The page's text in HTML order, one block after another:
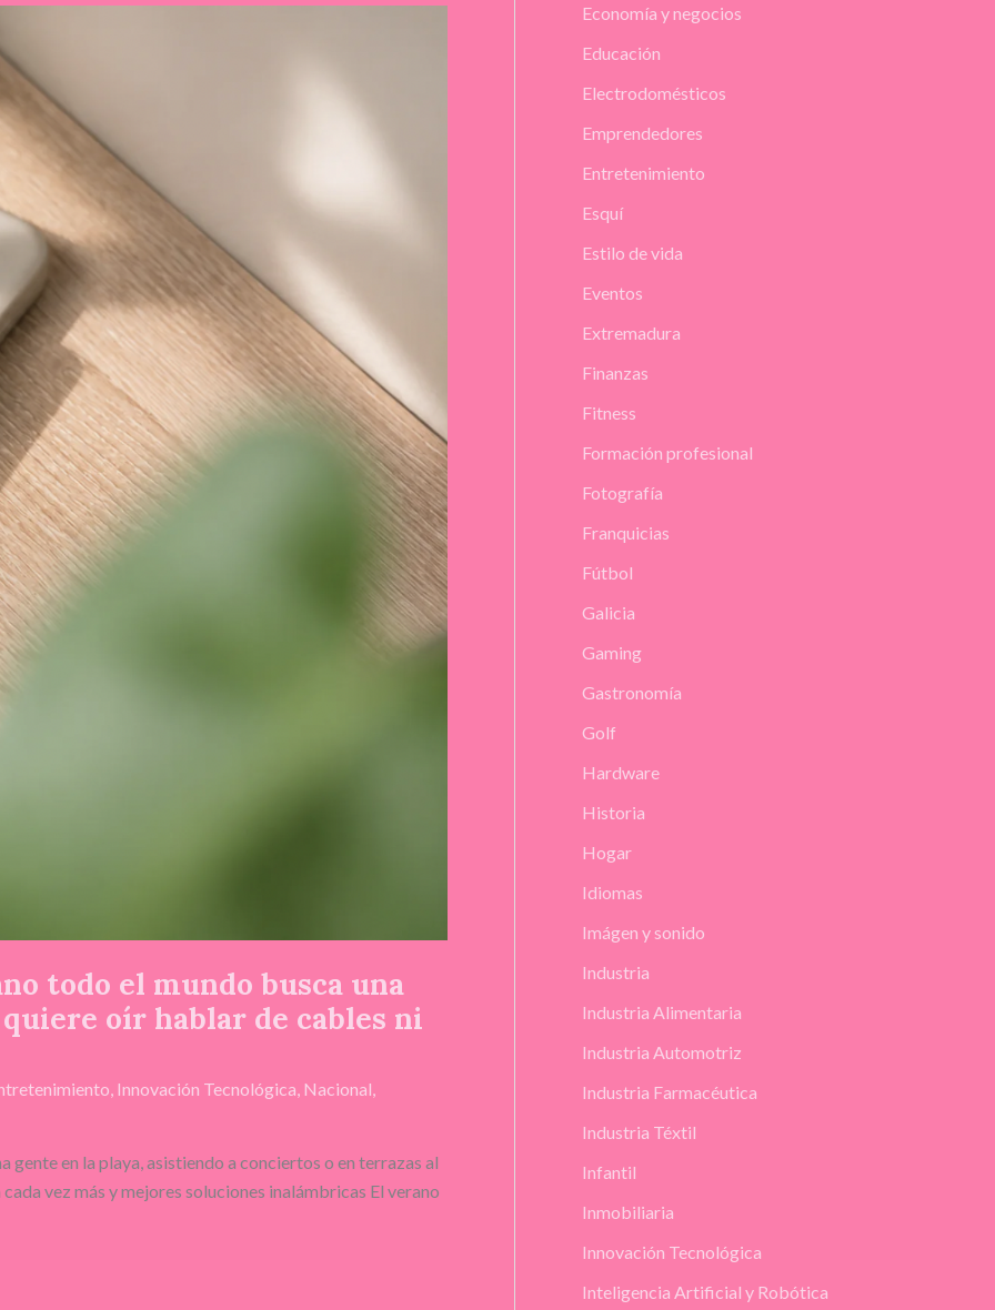
todo el mundo busca una
oír hablar de cables ni
, Innovación Tecnológica, Nacional,
gente en la playa, asistiendo a conciertos o en terrazas al
vez más y mejores soluciones inalámbricas El verano
Economía y negocios
Educación
Electrodomésticos
Emprendedores
Entretenimiento
Esquí
Estilo de vida
Eventos
Extremadura
Finanzas
Fitness
Formación profesional
Fotografía
Franquicias
Fútbol
Galicia
Gaming
Gastronomía
Golf
Hardware
Historia
Hogar
Idiomas
Imágen y sonido
Industria
Industria Alimentaria
Industria Automotriz
Industria Farmacéutica
Industria Téxtil
Infantil
Inmobiliaria
Innovación Tecnológica
Inteligencia Artificial y Robótica